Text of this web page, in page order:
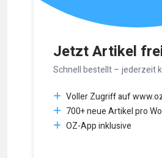
Jetzt Artikel
Schnell bestellt – jederzeit
Voller Zugriff auf
700+ neue Artikel pro
OZ-App inklusive